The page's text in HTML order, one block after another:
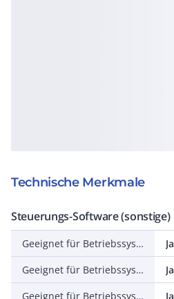
Technische Merkmale
Steuerungs-Software (sonstige)
Geeignet für Betriebssystem Windows ME
Ja
Geeignet für Betriebssystem Windows CE
Ja
Geeignet für Betriebssystem Windows 2003 Server
Ja